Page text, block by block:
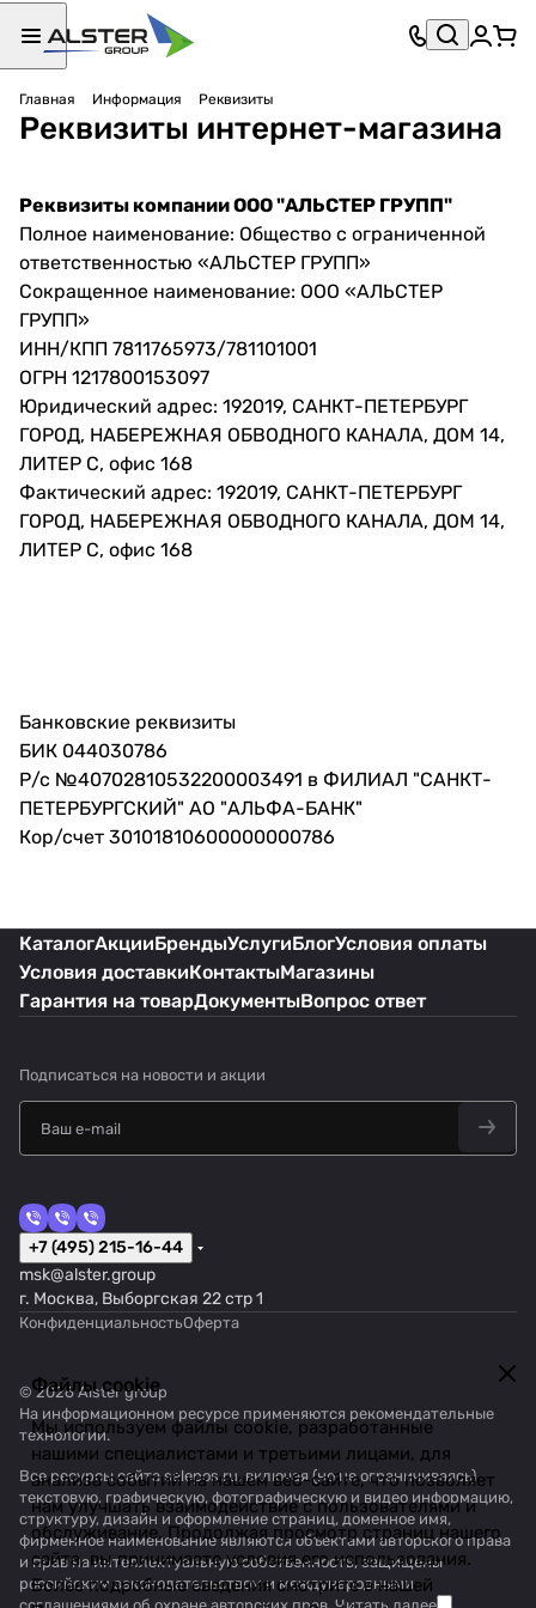
Главная Информация Реквизиты
Реквизиты интернет-магазина
Реквизиты компании ООО "АЛЬСТЕР ГРУПП"
Полное наименование: Общество с ограниченной
ответственностью «АЛЬСТЕР ГРУПП»
Сокращенное наименование: ООО «АЛЬСТЕР
ГРУПП»
ИНН/КПП 7811765973/781101001
ОГРН 1217800153097
Юридический адрес: 192019, САНКТ-ПЕТЕРБУРГ
ГОРОД, НАБЕРЕЖНАЯ ОБВОДНОГО КАНАЛА, ДОМ 14,
ЛИТЕР С, офис 168
Фактический адрес: 192019, САНКТ-ПЕТЕРБУРГ
ГОРОД, НАБЕРЕЖНАЯ ОБВОДНОГО КАНАЛА, ДОМ 14,
ЛИТЕР С, офис 168
Банковские реквизиты
БИК 044030786
Р/с №40702810532200003491 в ФИЛИАЛ "САНКТ-
ПЕТЕРБУРГСКИЙ" АО "АЛЬФА-БАНК"
Кор/счет 30101810600000000786
Файлы cookie
Мы используем файлы cookie, разработанные
нашими специалистами и третьими лицами, для
анализа событий на нашем веб-сайте, что позволяет
нам улучшать взаимодействие с пользователями и
обслуживание. Продолжая просмотр страниц нашего
сайта, вы принимаете условия его использования.
Более подробные сведения смотрите в нашей
КаталогАкцииБрендыУслугиБлогУсловия оплаты
Условия доставкиКонтактыМагазины
Гарантия на товарДокументыВопрос ответ
Подписаться на новости и акции
+7 (495) 215-16-44
msk@alster.group
г. Москва, Выборгская 22 стр 1
КонфиденциальностьОферта
© 2026 Alster group
На информационном ресурсе применяются рекомендательные
технологии.
Все ресурсы сайта salepos.ru, включая (но не ограничиваясь)
текстовую, графическую, фотографическую и видео информацию,
структуру, дизайн и оформление страниц, доменное имя,
фирменное наименование являются объектами авторского права
и прав на интеллектуальную собственность, защищены
российским законодательством и международными